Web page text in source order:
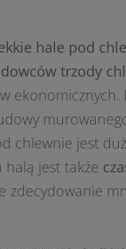
hale pod
trzody
chlewnie jest
halą jest także
zdecydowanie